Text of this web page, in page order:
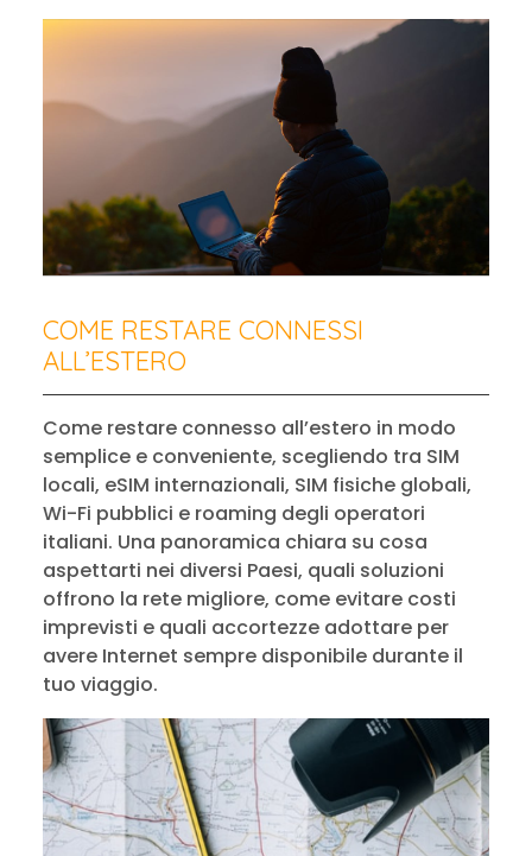
COME RESTARE CONNESSI
ALL’ESTERO
Come restare connesso all’estero in modo
semplice e conveniente, scegliendo tra SIM
locali, eSIM internazionali, SIM fisiche globali,
Wi-Fi pubblici e roaming degli operatori
italiani. Una panoramica chiara su cosa
aspettarti nei diversi Paesi, quali soluzioni
offrono la rete migliore, come evitare costi
imprevisti e quali accortezze adottare per
avere Internet sempre disponibile durante il
tuo viaggio.